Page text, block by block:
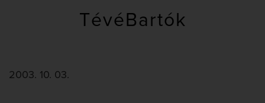
TévéBartók
2003. 10. 03.